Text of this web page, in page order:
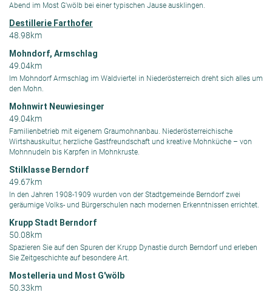
Abend im Most G'wölb bei einer typischen Jause ausklingen.
Destillerie Farthofer
48.98km
Mohndorf, Armschlag
49.04km
Im Mohndorf Armschlag im Waldviertel in Niederösterreich dreht sich alles um
den Mohn.
Mohnwirt Neuwiesinger
49.04km
Familienbetrieb mit eigenem Graumohnanbau. Niederösterreichische
Wirtshauskultur, herzliche Gastfreundschaft und kreative Mohnküche – von
Mohnnudeln bis Karpfen in Mohnkruste.
Stilklasse Berndorf
49.67km
In den Jahren 1908-1909 wurden von der Stadtgemeinde Berndorf zwei
geräumige Volks- und Bürgerschulen nach modernen Erkenntnissen errichtet.
Krupp Stadt Berndorf
50.08km
Spazieren Sie auf den Spuren der Krupp Dynastie durch Berndorf und erleben
Sie Zeitgeschichte auf besondere Art.
Mostelleria und Most G'wölb
50.33km